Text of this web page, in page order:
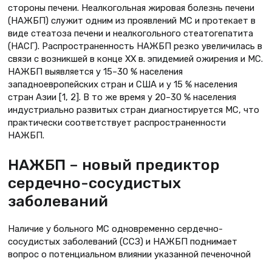
стороны печени. Неалкогольная жировая болезнь печени
(НАЖБП) служит одним из проявлений МС и протекает в
виде стеатоза печени и неалкогольного стеатогепатита
(НАСГ). Распространенность НАЖБП резко увеличилась в
связи с возникшей в конце XX в. эпидемией ожирения и МС.
НАЖБП выявляется у 15–30 % населения
западноевропейских стран и США и у 15 % населения
стран Азии [1, 2]. В то же время у 20–30 % населения
индустриально развитых стран диагностируется МС, что
практически соответствует распространенности
НАЖБП.
НАЖБП – новый предиктор
сердечно-сосудистых
заболеваний
Наличие у больного МС одновременно сердечно-
сосудистых заболеваний (ССЗ) и НАЖБП поднимает
вопрос о потенциальном влиянии указанной печеночной